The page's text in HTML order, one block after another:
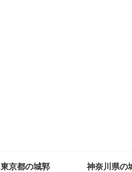
東京都の城郭 神奈川県の